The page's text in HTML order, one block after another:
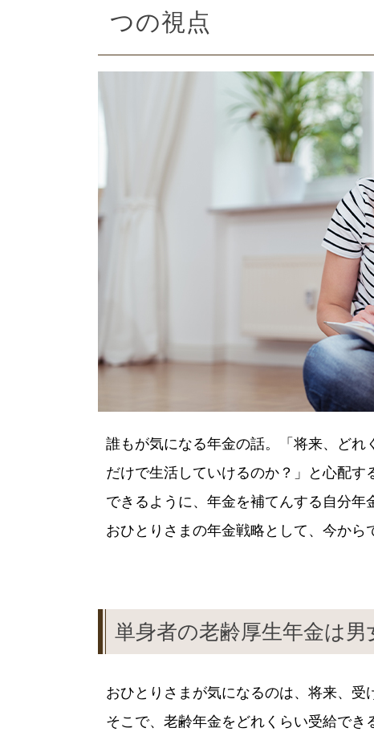
つの視点
誰もが気になる年金の話。「将来、ど
だけで生活していけるのか？」と心配
できるように、年金を補てんする自分年
おひとりさまの年金戦略として、今から
単身者の老齢厚生年金は男
おひとりさまが気になるのは、将来、受
そこで、老齢年金をどれくらい受給でき